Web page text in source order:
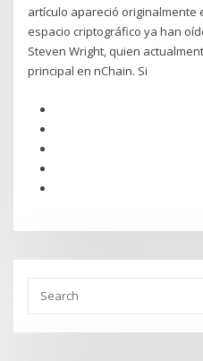
artículo apareció originalmente
espacio criptográfico ya han
Steven Wright, quien
principal en nChain. Si